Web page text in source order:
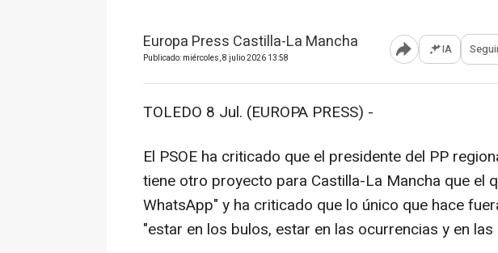
Europa Press Castilla-La Mancha
Publicado: miércoles, 8 julio 2026 13:58 Abrir opciones
IA
TOLEDO 8 Jul. (EUROPA PRESS) -
El PSOE ha criticado que el presidente del PP
tiene otro proyecto para Castilla-La Mancha que el
WhatsApp" y ha criticado que lo único que hace
"estar en los bulos, estar en las ocurrencias y en